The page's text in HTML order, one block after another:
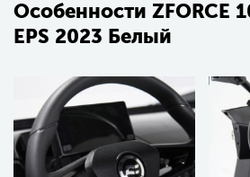
Особенности ZFORCE
EPS 2023 Белый